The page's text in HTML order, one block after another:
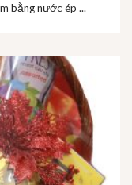
bằng nước ép ...